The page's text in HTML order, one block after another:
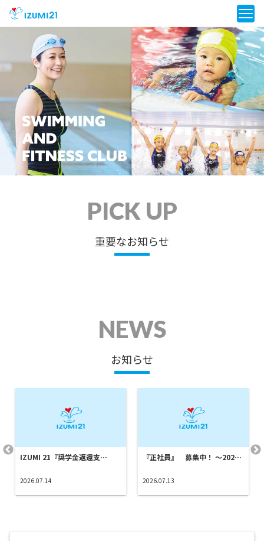
PICK UP
重要なお知らせ
NEWS
お知らせ
IZUMI 21『奨学金返還支…
2026.07.14
『正社員』 募集中！ ～202…
2026.07.13